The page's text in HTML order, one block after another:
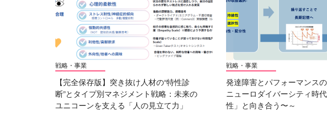
戦略・事業
【完全保存版】突き抜け人材の“特性診
断”とタイプ別マネジメント戦略：未来の
ユニコーンを支える「人の見立て力」
戦略・事業
発達障害とパフォーマンス
ニューロダイバーシティ時
性」と向き合う〜～